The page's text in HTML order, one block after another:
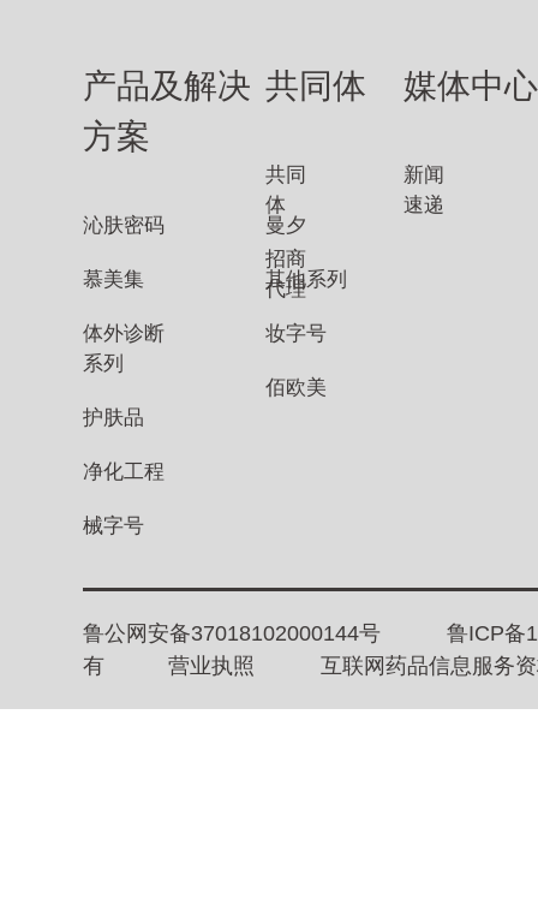
产品及解决
方案
沁肤密码
慕美集
体外诊断
系列
护肤品
净化工程
械字号
曼夕
其他系列
妆字号
佰欧美
共同体
共同
体
招商
代理
媒体中心
新闻
速递
鲁公网安备37018102000144号
鲁ICP备
有
营业执照 互联网药品信息服务